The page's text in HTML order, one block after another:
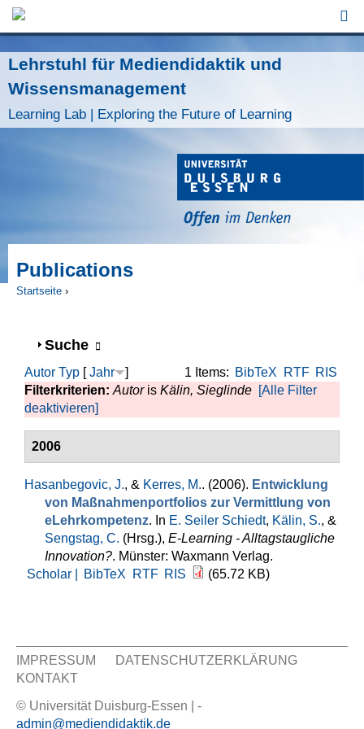
Lehrstuhl für Mediendidaktik und
Wissensmanagement
Learning Lab | Exploring the Future of Learning
Publications
Startseite ›
Anzeigen
Suche
1 Items: BibTeX RTF RIS
Autor Typ [Jahr
]
Filterkriterien: Autoris Kälin, Sieglinde [Alle Filter
deaktivieren]
2006
Hasanbegovic, J., & Kerres, M.. (2006). Entwicklung
von Maßnahmenportfolios zur Vermittlung von
eLehrkompetenz. In E. Seiler Schiedt, Kälin, S., &
Sengstag, C. (Hrsg.), E-Learning - Alltagstaugliche
Innovation?. Münster: Waxmann Verlag.
Scholar |
BibTeX RTF RIS (65.72 KB)
Sekundär Menü
IMPRESSUM
DATENSCHUTZERKLÄRUNG
KONTAKT
© Universität Duisburg-Essen | -
admin@mediendidaktik.de